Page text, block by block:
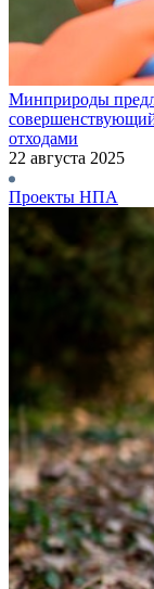
Минприроды
отходами
22 августа 2025
Проекты НПА